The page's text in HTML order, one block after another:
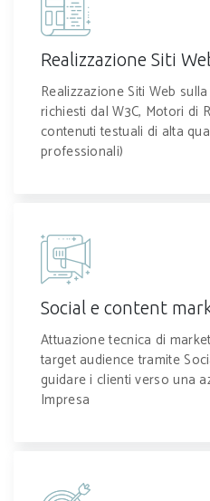
Realizzazione Siti
Realizzazione Siti Web
richiesti dal W3C, Motori di
contenuti testuali di alta
professionali)
Social e content
Attuazione tecnica di
target audience tramite
guidare i clienti verso una
Impresa